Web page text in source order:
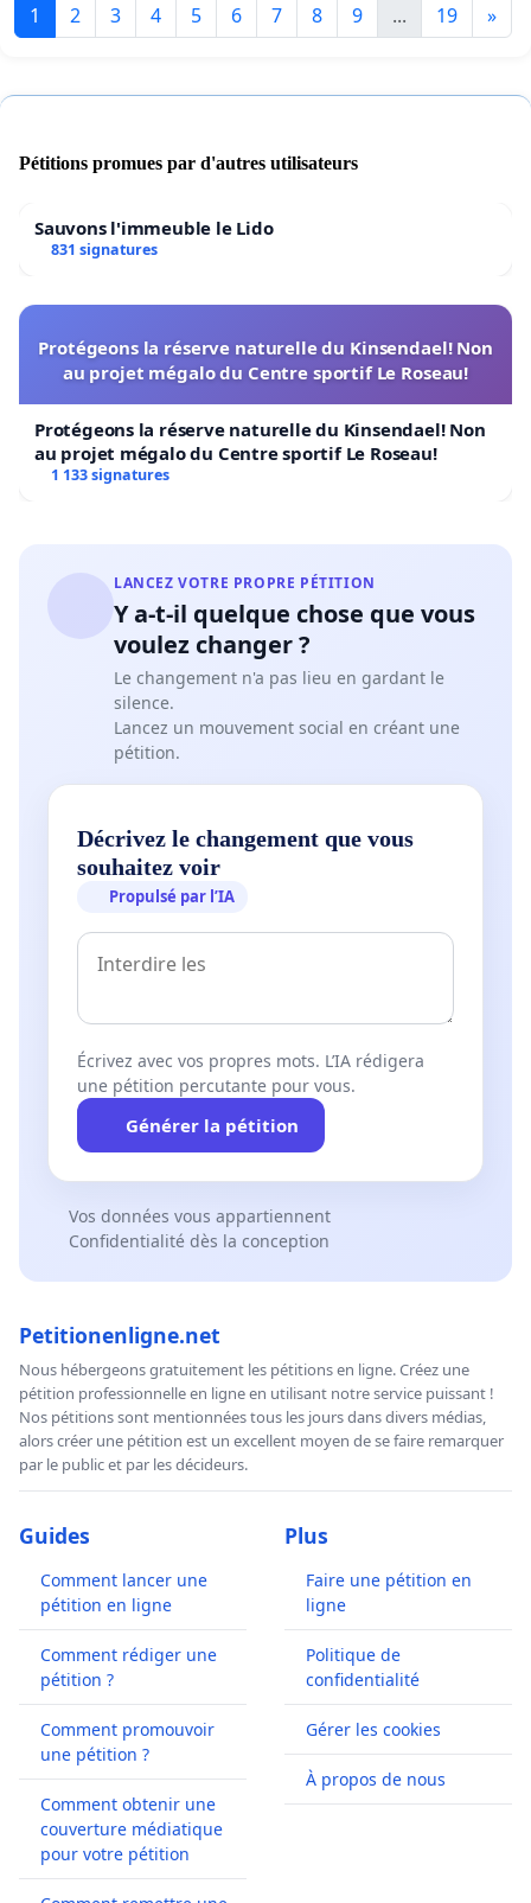
1 2 3 4 5 6 7 8 9 ... 19 »
Pétitions promues par d'autres utilisateurs
Sauvons l'immeuble le Lido
831 signatures
Protégeons la réserve naturelle du Kinsendael! Non
au projet mégalo du Centre sportif Le Roseau!
Protégeons la réserve naturelle du Kinsendael! Non
au projet mégalo du Centre sportif Le Roseau!
1 133 signatures
LANCEZ VOTRE PROPRE PÉTITION
Y a-t-il quelque chose que vous
voulez changer ?
Le changement n'a pas lieu en gardant le
silence.
Lancez un mouvement social en créant une
pétition.
Décrivez le changement que vous
souhaitez voir
Propulsé par l’IA
Écrivez avec vos propres mots. L’IA rédigera
une pétition percutante pour vous.
Générer la pétition
Vos données vous appartiennent
Confidentialité dès la conception
Petitionenligne.net
Nous hébergeons gratuitement les pétitions en ligne. Créez une
pétition professionnelle en ligne en utilisant notre service puissant !
Nos pétitions sont mentionnées tous les jours dans divers médias,
alors créer une pétition est un excellent moyen de se faire remarquer
par le public et par les décideurs.
Guides
Comment lancer une
pétition en ligne
Comment rédiger une
pétition ?
Comment promouvoir
une pétition ?
Comment obtenir une
couverture médiatique
pour votre pétition
Plus
Faire une pétition en
ligne
Politique de
confidentialité
Gérer les cookies
À propos de nous